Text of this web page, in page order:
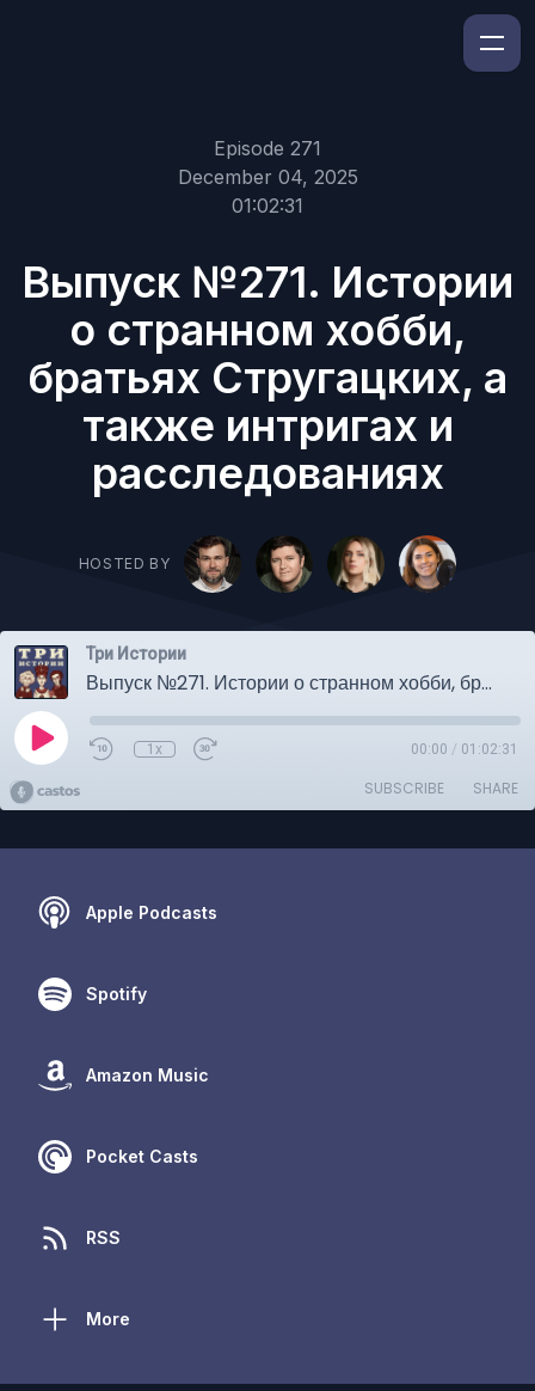
Episode 271
December 04, 2025
01:02:31
Выпуск №271. Истории
о странном хобби,
братьях Стругацких, а
также интригах и
расследованиях
HOSTED BY
Три Истории
Выпуск №271. Истории о странном хобби, братьях Стругацких, а также интригах и расследованиях
1x 00:00 / 01:02:31
SUBSCRIBE SHARE
Apple Podcasts
Spotify
Amazon Music
Pocket Casts
RSS
More